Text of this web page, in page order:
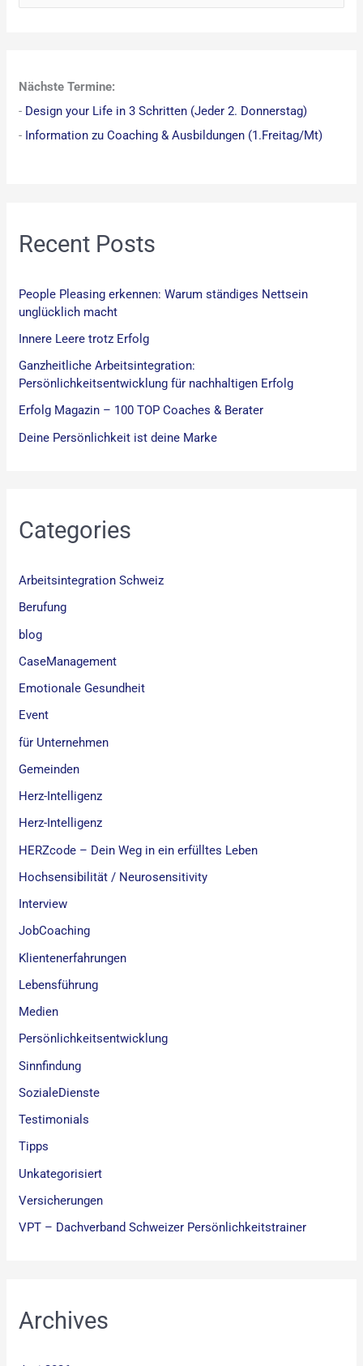
e
n
n
:
Nächste Termine:
- Design your Life in 3 Schritten (Jeder 2. Donnerstag)
- Information zu Coaching & Ausbildungen (1.Freitag/Mt)
Recent Posts
People Pleasing erkennen: Warum ständiges Nettsein
unglücklich macht
Innere Leere trotz Erfolg
Ganzheitliche Arbeitsintegration:
Persönlichkeitsentwicklung für nachhaltigen Erfolg
Erfolg Magazin – 100 TOP Coaches & Berater
Deine Persönlichkeit ist deine Marke
Categories
Arbeitsintegration Schweiz
Berufung
blog
CaseManagement
Emotionale Gesundheit
Event
für Unternehmen
Gemeinden
Herz-Intelligenz
Herz-Intelligenz
HERZcode – Dein Weg in ein erfülltes Leben
Hochsensibilität / Neurosensitivity
Interview
JobCoaching
Klientenerfahrungen
Lebensführung
Medien
Persönlichkeitsentwicklung
Sinnfindung
SozialeDienste
Testimonials
Tipps
Unkategorisiert
Versicherungen
VPT – Dachverband Schweizer Persönlichkeitstrainer
Archives